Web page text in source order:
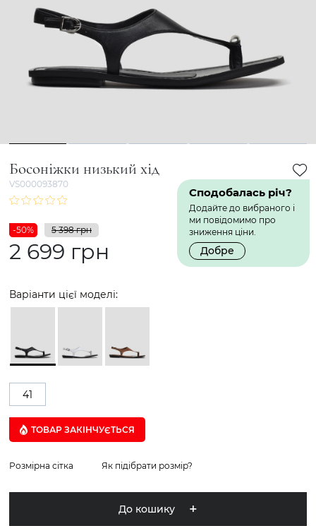
1 2 3 4 5
Босоніжки низький хід
VS000093870
Сподобалась річ?
Додайте до вибраного і
ми повідомимо про
зниження ціни.
Добре
-50% 5 398 грн
2 699 грн
Варіанти цієї моделі:
41
ТОВАР ЗАКІНЧУЄTЬСЯ
Розмірна сітка Як підібрати розмір?
До кошику